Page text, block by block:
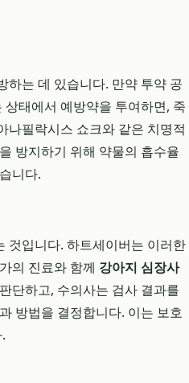
하는 데 있습니다. 만약 투약 공
태에서 예방약을 투여하면, 죽
나필락시스 쇼크와 같은 치명적
방지하기 위해 약물의 흡수율
니다.
것입니다. 하트세이버는 이러한
의 진료와 함께 강아지 심장사
단하고, 수의사는 검사 결과를
방법을 결정합니다. 이는 보호